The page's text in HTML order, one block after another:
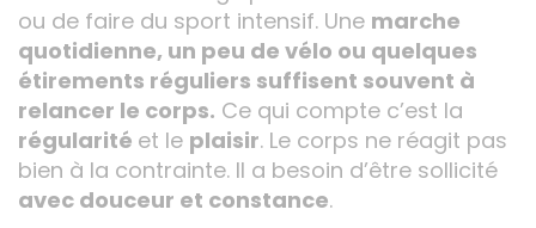
ou de faire du sport intensif. Une marche
quotidienne, un peu de vélo ou quelques
étirements réguliers suffisent souvent à
relancer le corps. Ce qui compte c’est la
régularité et le plaisir. Le corps ne réagit pas
bien à la contrainte. Il a besoin d’être sollicité
avec douceur et constance.